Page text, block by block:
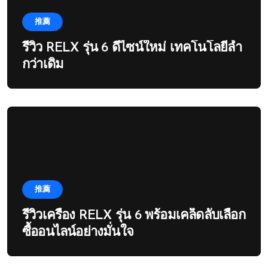
推薦
รีวิว RELX รุ่น 6 ดีไซน์ใหม่ เทคโนโลยีล้ำ
กว่าเดิม
推薦
รีวิวเครื่อง RELX รุ่น 6 พร้อมเคล็ดลับเลือก
ซื้ออนไลน์อย่างมั่นใจ